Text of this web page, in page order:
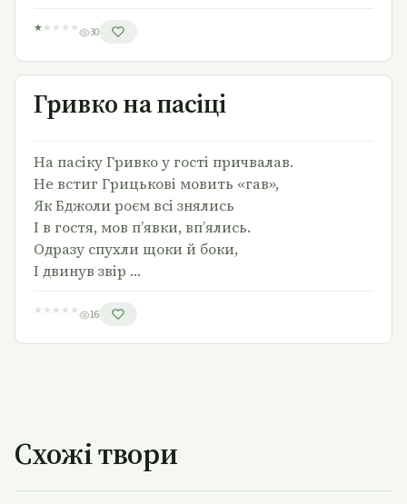
★ ★ ★ ★ ★ 30
Гривко на пасіці
Гривко на пасіці
На пасіку Гривко у гості причвалав.
Не встиг Грицькові мовить «гав»,
Як Бджоли роєм всі знялись
І в гостя, мов п’явки, вп’ялись.
Одразу спухли щоки й боки,
І двинув звір …
★ ★ ★ ★ ★ 16
Схожі твори